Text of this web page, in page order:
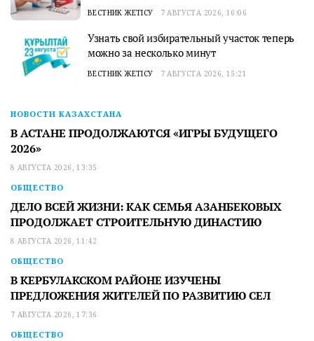
ВЕСТНИК ЖЕТІСУ 7 АВГУСТА 2026, 16:06
Узнать свой избирательный участок теперь
можно за несколько минут
ВЕСТНИК ЖЕТІСУ 7 АВГУСТА 2026, 15:21
НОВОСТИ КАЗАХСТАНА
В АСТАНЕ ПРОДОЛЖАЮТСЯ «ИГРЫ БУДУЩЕГО
2026»
8 АВГУСТА 2026, 13:35
ОБЩЕСТВО
ДЕЛО ВСЕЙ ЖИЗНИ: КАК СЕМЬЯ АЗАНБЕКОВЫХ
ПРОДОЛЖАЕТ СТРОИТЕЛЬНУЮ ДИНАСТИЮ
8 АВГУСТА 2026, 11:42
ОБЩЕСТВО
В КЕРБУЛАКСКОМ РАЙОНЕ ИЗУЧЕНЫ
ПРЕДЛОЖЕНИЯ ЖИТЕЛЕЙ ПО РАЗВИТИЮ СЕЛ
7 АВГУСТА 2026, 17:36
ОБЩЕСТВО